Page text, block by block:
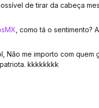
de tirar da cabeça
, como tá o sentimento?
Não me importo com quem
kkkkkkkk